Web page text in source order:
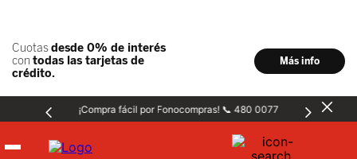
¡Compra fácil por Fonocompras! 📞 480 0077